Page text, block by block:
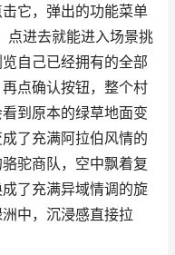
它，弹出的功能菜单
点进去就能进入场景挑
自己已经拥有的全部
点确认按钮，整个村
到原本的绿草地面变
了充满阿拉伯风情的
驼商队，空中飘着复
了充满异域情调的旋
中，沉浸感直接拉